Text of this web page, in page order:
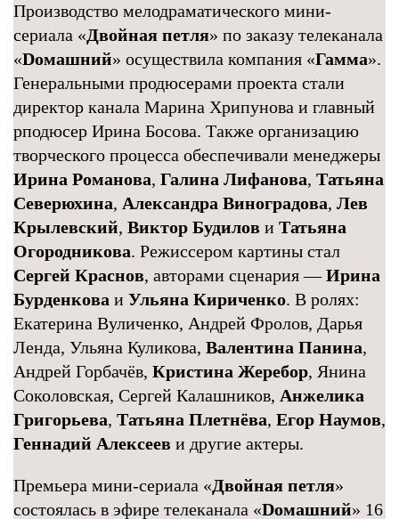
Производство мелодраматического мини-
сериала «Двойная петля» по заказу телеканала
«Dомашний» осуществила компания «Гамма».
Генеральными продюсерами проекта стали
директор канала Марина Хрипунова и главный
рподюсер Ирина Босова. Также организацию
творческого процесса обеспечивали менеджеры
Ирина Романова, Галина Лифанова, Татьяна
Северюхина, Александра Виноградова, Лев
Крылевский, Виктор Будилов и Татьяна
Огородникова. Режиссером картины стал
Сергей Краснов, авторами сценария —Ирина
Бурденкова и Ульяна Кириченко. В ролях:
Екатерина Вуличенко, Андрей Фролов, Дарья
Ленда, Ульяна Куликова, Валентина Панина,
Андрей Горбачёв, Кристина Жеребор, Янина
Соколовская, Сергей Калашников, Анжелика
Григорьева, Татьяна Плетнёва, Егор Наумов,
Геннадий Алексеев и другие актеры.
Премьера мини-сериала «Двойная петля»
состоялась в эфире телеканала «Dомашний» 16